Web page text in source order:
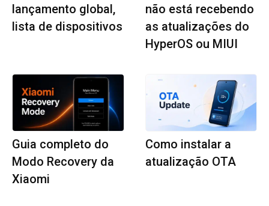
lançamento global,
lista de dispositivos
não está recebendo
as atualizações do
HyperOS ou MIUI
Guia completo do
Modo Recovery da
Xiaomi
Como instalar a
atualização OTA